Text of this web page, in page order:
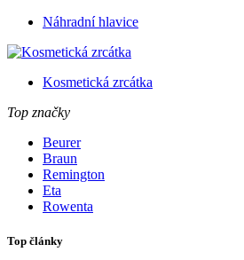
Náhradní hlavice
Kosmetická zrcátka
Top značky
Beurer
Braun
Remington
Eta
Rowenta
Top články